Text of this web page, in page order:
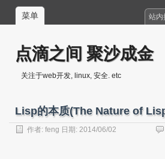
菜单
点滴之间 聚沙成金
关注于web开发, linux, 安全. etc
Lisp的本质(The Nature of
作者: feng 日期: 2014/06/02